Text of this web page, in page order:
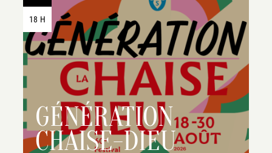
18 H
GÉNÉRATION
CHAISE-DIEU